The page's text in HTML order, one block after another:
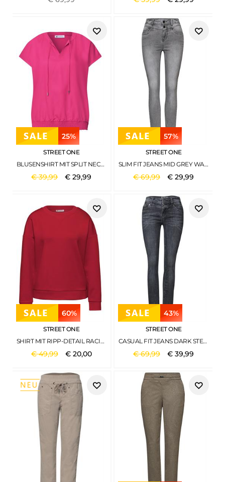
25%
STREET ONE
BLUSENSHIRT MIT SPLIT NECK UND SMOKDETAIL MAGENTA DREAM
€39,99 €29,99
57%
STREET ONE
SLIM FIT JEANS MID GREY WASHED
€69,99 €29,99
60%
STREET ONE
SHIRT MIT RIPP-DETAIL RACING RED MEL.
€49,99 € 20,00
43%
STREET ONE
CASUAL FIT JEANS DARK STEEL GREY WASHED
€69,99 €39,99